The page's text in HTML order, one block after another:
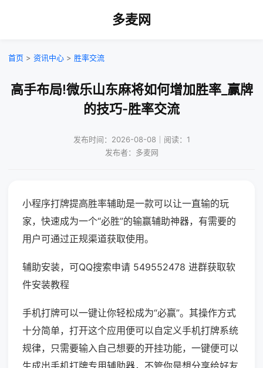
多麦网
首页 > 资讯中心 > 胜率交流
高手布局!微乐山东麻将如何增加胜率_赢牌
的技巧-胜率交流
发布时间：2026-08-08｜阅读：1
发布者：多麦网
小程序打牌提高胜率辅助是一款可以让一直输的玩
家，快速成为一个“必胜”的输赢辅助神器，有需要的
用户可通过正规渠道获取使用。
辅助安装，可QQ搜索申请 549552478 进群获取软
件安装教程
手机打牌可以一键让你轻松成为“必赢”。其操作方式
十分简单，打开这个应用便可以自定义手机打牌系统
规律，只需要输入自己想要的开挂功能，一键便可以
生成出手机打牌专用辅助器，不管你是想分享给好友